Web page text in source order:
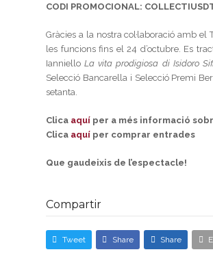
CODI PROMOCIONAL:
Gràcies a la nostra col·laboració amb
les funcions fins el 24 d’octubre. Es
IannielloLa vita prodigiosa di Isidoro
Selecció Bancarella i Selecció Premi
setanta.
Clica aquí per a més informació
Clica aquí per comprar entrades
Que gaudeixis de l’espectacle!
Compartir
Tweet Share Share